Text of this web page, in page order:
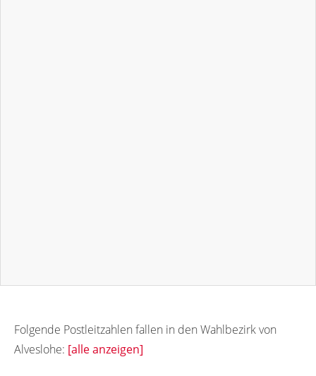
Folgende Postleitzahlen fallen in den Wahlbezirk von
Alveslohe: [alle anzeigen]